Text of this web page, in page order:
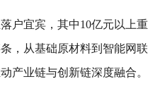
户宜宾，其中10亿元以上
，从基础原材料到智能网
产业链与创新链深度融合。